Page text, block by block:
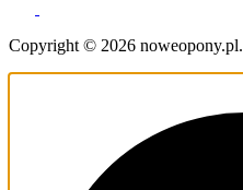
Copyright © 2026